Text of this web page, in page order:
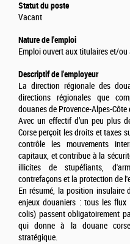
Statut du poste
Vacant
Nature de l'emploi
Emploi ouvert aux titulaires et/
Descriptif de l'employeur
La direction régionale des
directions régionales que
douanes de Provence-Alpes-Côte
Avec un effectif d’un peu plus
Corse perçoit les droits et taxes
contrôle les mouvements
capitaux, et contribue à la
illicites de stupéfiants,
contrefaçons et la protection de
En résumé, la position
enjeux douaniers : tous les flux
colis) passent obligatoirement
qui donne à la douane
stratégique.